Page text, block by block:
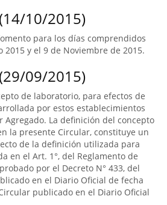
10/2015)
para los días comprendidos
2015 y el 9 de Noviembre de 2015.
09/2015)
de laboratorio, para efectos de
por estos establecimientos
Agregado. La definición del concepto
la presente Circular, constituye un
de la definición utilizada para
en el Art. 1°, del Reglamento de
por el Decreto N° 433, del
en el Diario Oficial de fecha
publicado en el Diario Oficial